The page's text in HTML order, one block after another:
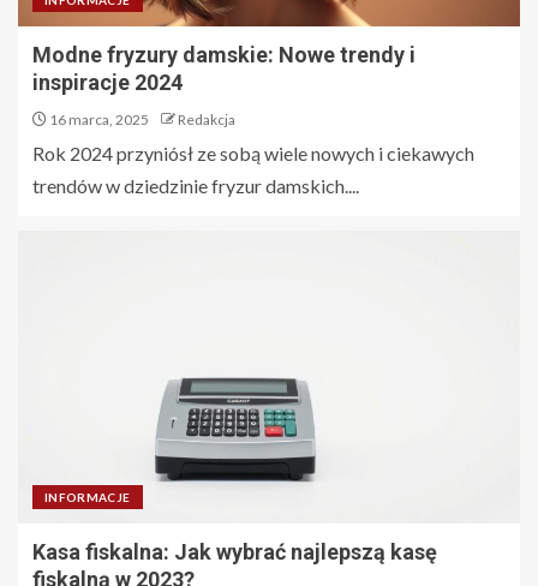
Modne fryzury damskie: Nowe trendy i
inspiracje 2024
16 marca, 2025 Redakcja
Rok 2024 przyniósł ze sobą wiele nowych i ciekawych
trendów w dziedzinie fryzur damskich....
INFORMACJE
Kasa fiskalna: Jak wybrać najlepszą kasę
fiskalną w 2023?